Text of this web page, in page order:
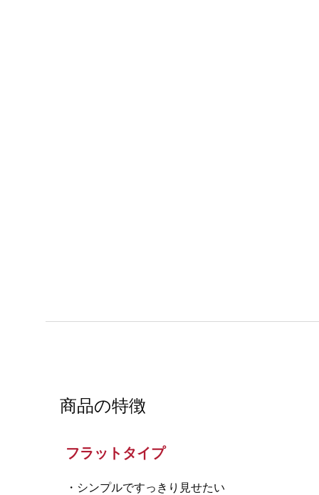
商品の特徴
フラットタイプ
・シンプルですっきり見せたい